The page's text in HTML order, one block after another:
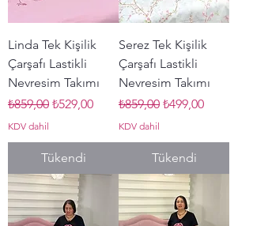
Linda Tek Kişilik
Çarşafı Lastikli
Nevresim Takımı
Normal Fiyat
₺859,00 İndirimli Fiyat
₺529,00
KDV dahil
Tükendi
Serez Tek Kişilik
Çarşafı Lastikli
Nevresim Takımı
Normal Fiyat
₺859,00 İndirimli Fiyat
₺499,00
KDV dahil
Tükendi